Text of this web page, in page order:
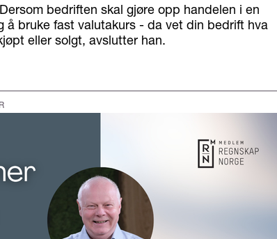
Dersom bedriften skal gjøre opp handelen i en
bruke fast valutakurs - da vet din bedrift hva
eller solgt, avslutter han.